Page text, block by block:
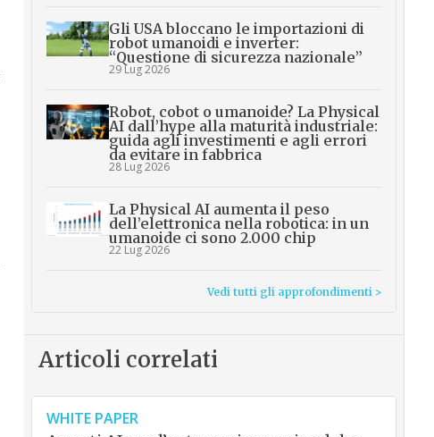
Gli USA bloccano le importazioni di
robot umanoidi e inverter:
“Questione di sicurezza nazionale”
29 Lug 2026
Robot, cobot o umanoide? La Physical
AI dall’hype alla maturità industriale:
guida agli investimenti e agli errori
da evitare in fabbrica
28 Lug 2026
La Physical AI aumenta il peso
dell’elettronica nella robotica: in un
umanoide ci sono 2.000 chip
22 Lug 2026
Vedi tutti gli approfondimenti >
Articoli correlati
WHITE PAPER